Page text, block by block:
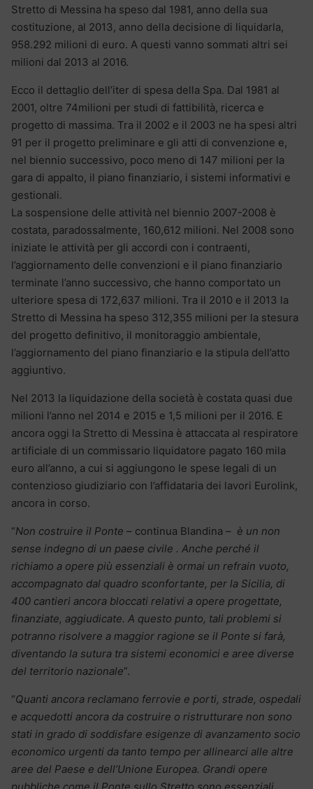
Stretto di Messina ha speso dal 1981, anno della sua
costituzione, al 2013, anno della decisione di liquidarla,
958.292 milioni di euro. A questi vanno sommati altri sei
milioni dal 2013 al 2016.
Ecco il dettaglio dell’iter di spesa della Spa. Dal 1981 al
2001, oltre 74milioni per studi di fattibilità, ricerca e
progetto di massima. Tra il 2002 e il 2003 ne ha spesi altri
91 per il progetto preliminare e gli atti di convenzione e,
nel biennio successivo, poco meno di 147 milioni per la
gara di appalto, il piano finanziario, i sistemi informativi e
gestionali.
La sospensione delle attività nel biennio 2007-2008 è
costata, paradossalmente, 160,612 milioni. Nel 2008 sono
iniziate le attività per gli accordi con i contraenti,
l’aggiornamento delle convenzioni e il piano finanziario
terminate l’anno successivo, che hanno comportato un
ulteriore spesa di 172,637 milioni. Tra il 2010 e il 2013 la
Stretto di Messina ha speso 312,355 milioni per la stesura
del progetto definitivo, il monitoraggio ambientale,
l’aggiornamento del piano finanziario e la stipula dell’atto
aggiuntivo.
Nel 2013 la liquidazione della società è costata quasi due
milioni l’anno nel 2014 e 2015 e 1,5 milioni per il 2016. E
ancora oggi la Stretto di Messina è attaccata al respiratore
artificiale di un commissario liquidatore pagato 160 mila
euro all’anno, a cui si aggiungono le spese legali di un
contenzioso giudiziario con l’affidataria dei lavori Eurolink,
ancora in corso.
“Non costruire il Ponte – continua Blandina – è un non
sense indegno di un paese civile . Anche perché il
richiamo a opere più essenziali è ormai un refrain vuoto,
accompagnato dal quadro sconfortante, per la Sicilia, di
400 cantieri ancora bloccati relativi a opere progettate,
finanziate, aggiudicate. A questo punto, tali problemi si
potranno risolvere a maggior ragione se il Ponte si farà,
diventando la sutura tra sistemi economici e aree diverse
del territorio nazionale”.
“Quanti ancora reclamano ferrovie e porti, strade, ospedali
e acquedotti ancora da costruire o ristrutturare non sono
stati in grado di soddisfare esigenze di avanzamento socio
economico urgenti da tanto tempo per allinearci alle altre
aree del Paese e dell’Unione Europea. Grandi opere